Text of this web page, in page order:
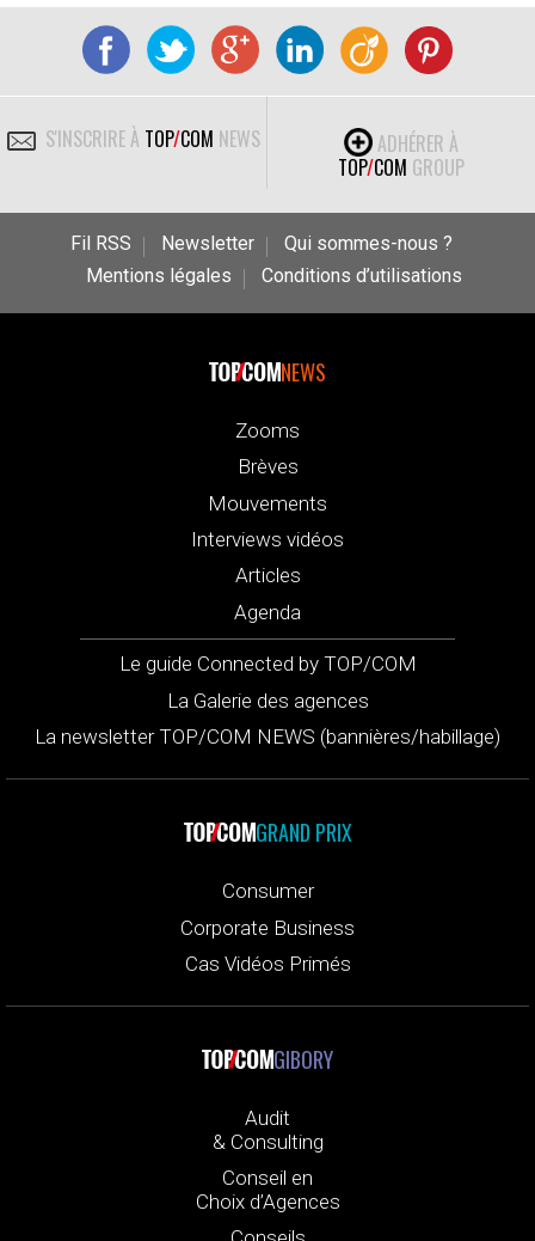
S'INSCRIRE À TOP/COM NEWS
ADHÉRER À
TOP/COM GROUP
Fil RSS Newsletter
Qui sommes-nous ?
Mentions légales
Conditions d’utilisations
NEWS
Zooms
Brèves
Mouvements
Interviews vidéos
Articles
Agenda
Le guide Connected by TOP/COM
La Galerie des agences
La newsletter TOP/COM NEWS (bannières/habillage)
GRAND PRIX
Consumer
Corporate Business
Cas Vidéos Primés
GIBORY
Audit
& Consulting
Conseil en
Choix d’Agences